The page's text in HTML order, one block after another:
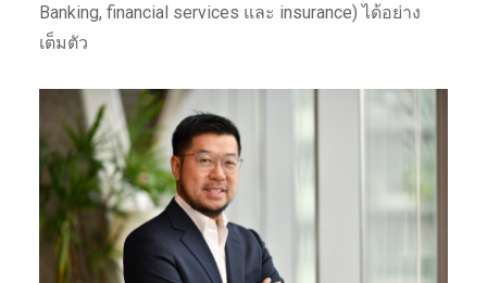
Banking, financial services และ insurance) ได้อย่าง
เต็มตัว